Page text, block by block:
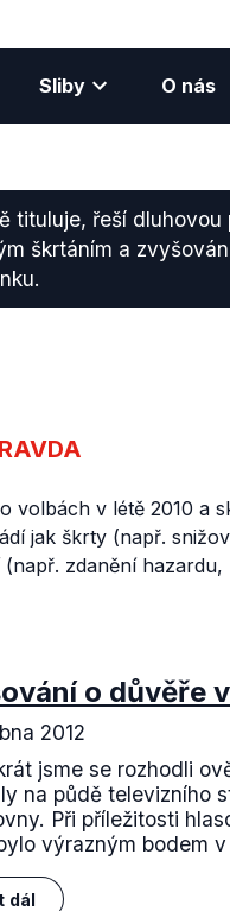
Sliby O nás
tituluje, řeší dluhovou
škrtáním a
volbách v létě 2010 a
jak škrty (např.
zdanění hazardu,
o důvěře
2012
jsme se rozhodli
na půdě televizního
Při příležitosti
výrazným bodem
dál